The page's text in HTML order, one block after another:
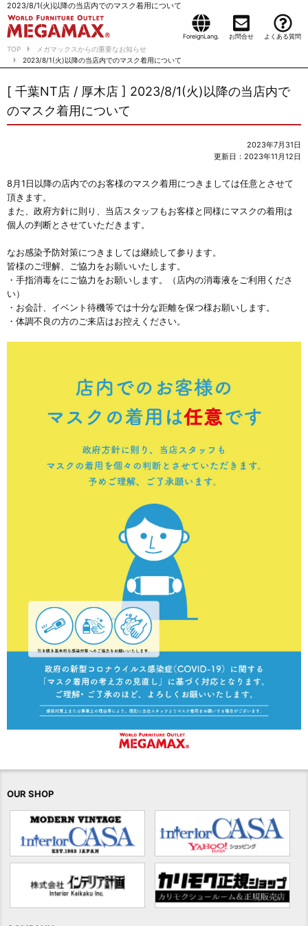
2023/8/1(火)以降の当店内でのマスク着用について
ForeignLang. お問合せ よくある質問
TOP
メガマックスからの重要なお知らせ
2023/8/1(火)以降の当店内でのマスク着用について
[ 千葉NT店 / 厚木店 ] 2023/8/1(火)以降の当店内で
のマスク着用について
2023年7月31日
更新日：2023年11月12日
8月1日以降の店内でのお客様のマスク着用につきましては任意とさせて
頂きます。
また、政府方針に則り、当店スタッフもお客様と同様にマスクの着用は
個人の判断とさせていただきます。
なお感染予防対策につきましては継続して参ります。
皆様のご理解、ご協力をお願いいたします。
・手指消毒をにご協力をお願いします。（店内の消毒液をご利用くださ
い）
・お会計、イベント待機等では十分な距離を保つ様お願いします。
・体調不良の方のご来店はお控えください。
OUR SHOP